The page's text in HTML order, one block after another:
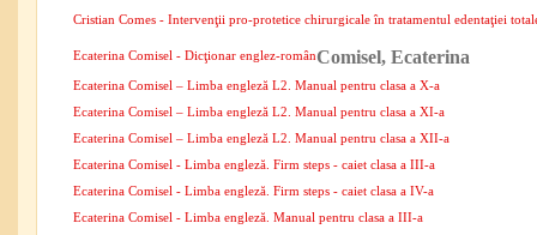
Cristian Comes - Intervenţii pro-protetice chirurgicale în tratamentul edentaţiei
Comisel, Ecaterina
Ecaterina Comisel - Dicţionar englez-român
Ecaterina Comisel – Limba engleză L2. Manual pentru clasa a X-a
Ecaterina Comisel – Limba engleză L2. Manual pentru clasa a XI-a
Ecaterina Comisel – Limba engleză L2. Manual pentru clasa a XII-a
Ecaterina Comisel - Limba engleză. Firm steps - caiet clasa a III-a
Ecaterina Comisel - Limba engleză. Firm steps - caiet clasa a IV-a
Ecaterina Comisel - Limba engleză. Manual pentru clasa a III-a